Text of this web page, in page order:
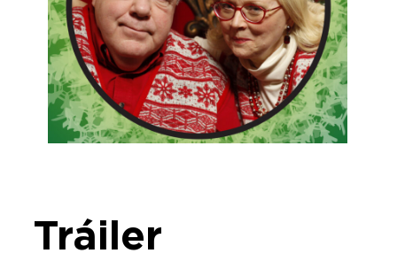
Tráiler